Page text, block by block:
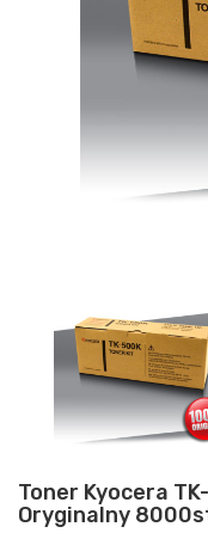
Toner Kyocera
Oryginalny